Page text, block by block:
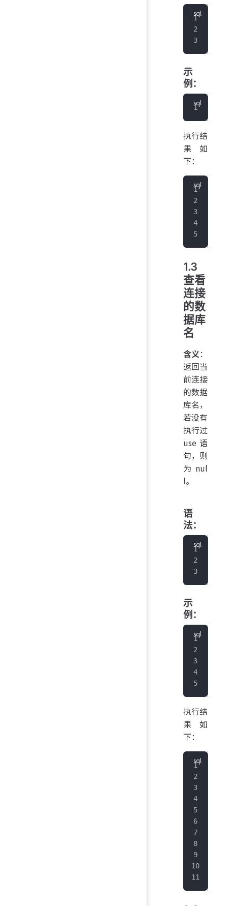
示
例：
执行结
果如
下：
1.3
查看
连接
的数
据库
名
含义：
返回当
前连接
的数据
库名，
若没有
执行过
use 语
句，则
为 nul
l。
语
法：
示
例：
执行结
果如
下：